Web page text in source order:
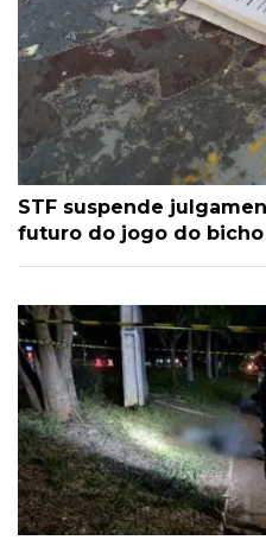
STF suspende
futuro do jogo do bicho